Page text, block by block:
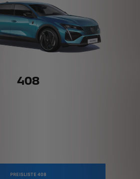
408
PREISLISTE 408